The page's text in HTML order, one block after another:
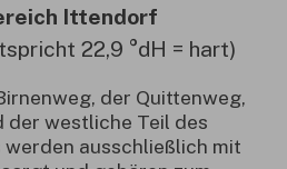
Ittendorf
22,9 °dH = hart)
der Quittenweg,
der westliche Teil des
ausschließlich mit